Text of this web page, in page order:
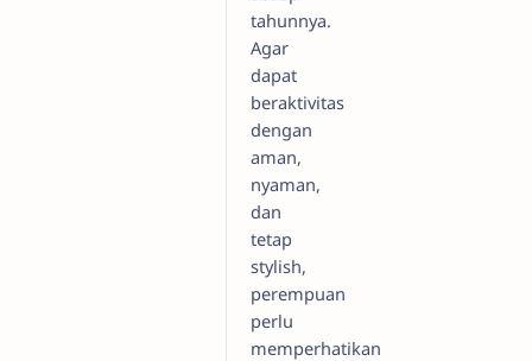
tahunnya.
Agar
dapat
beraktivitas
dengan
aman,
nyaman,
dan
tetap
stylish,
perempuan
perlu
memperhatikan